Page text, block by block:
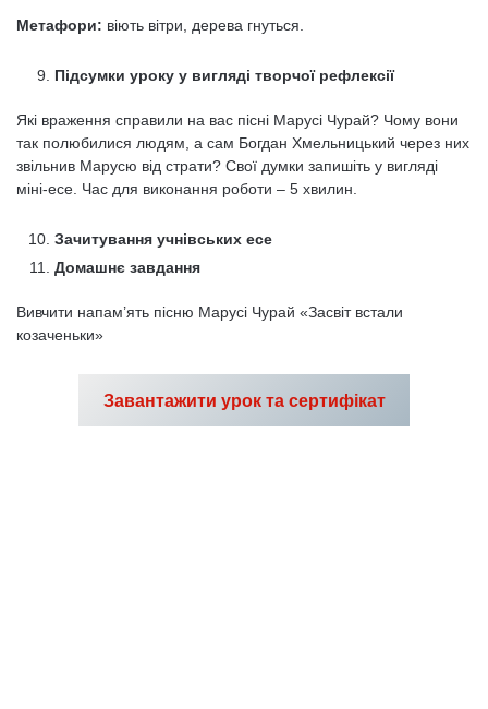
Метафори: віють вітри, дерева гнуться.
Підсумки уроку у вигляді творчої рефлексії
Які враження справили на вас пісні Марусі Чурай? Чому вони
так полюбилися людям, а сам Богдан Хмельницький через них
звільнив Марусю від страти? Свої думки запишіть у вигляді
міні-есе. Час для виконання роботи – 5 хвилин.
Зачитування учнівських есе
Домашнє завдання
Вивчити напам’ять пісню Марусі Чурай «Засвіт встали
козаченьки»
Завантажити урок та сертифікат